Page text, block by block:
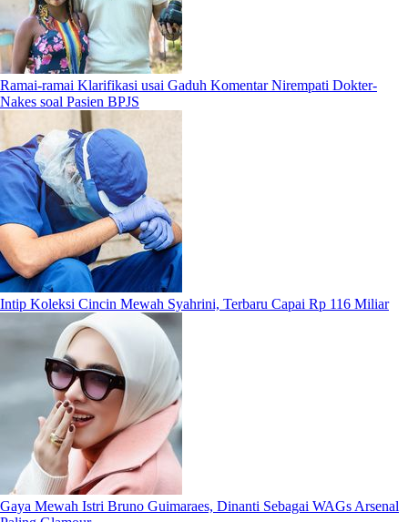
Ramai-ramai Klarifikasi usai Gaduh Komentar Nirempati Dokter-
Nakes soal Pasien BPJS
Intip Koleksi Cincin Mewah Syahrini, Terbaru Capai Rp 116 Miliar
Gaya Mewah Istri Bruno Guimaraes, Dinanti Sebagai WAGs Arsenal